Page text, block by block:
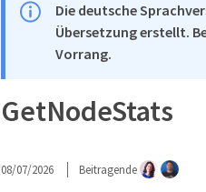
Die deutsche
Übersetzung erstellt.
Vorrang.
GetNodeStats
08/07/2026 Beitragende